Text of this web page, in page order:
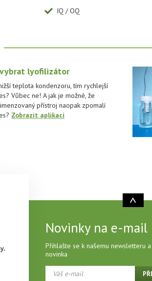
IQ / OQ
vybrat lyofilizátor
teplota kondenzoru, tím rychlejší
Vůbec ne! A jak je možné, že
přístroj naopak zpomalí
Zobrazit aplikaci
Novinky na e-mail
Přihlašte se k našemu newsletteru
novinka